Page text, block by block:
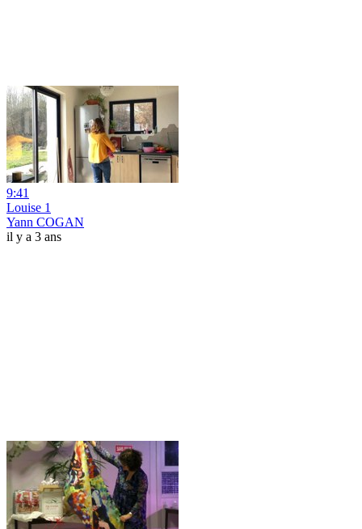
9:41
Louise 1
Yann COGAN
il y a 3 ans